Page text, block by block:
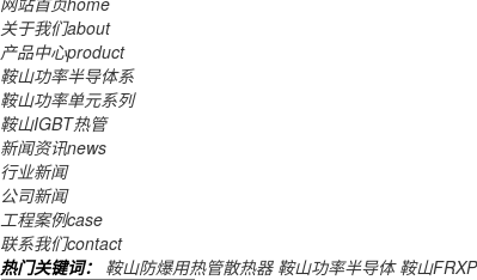
关于我们about
产品中心product
鞍山功率半导体系
鞍山功率单元系列
鞍山IGBT热管
新闻资讯news
行业新闻
公司新闻
工程案例case
联系我们contact
热门关键词： 鞍山防爆用热管散热器 鞍山功率半导体 鞍山